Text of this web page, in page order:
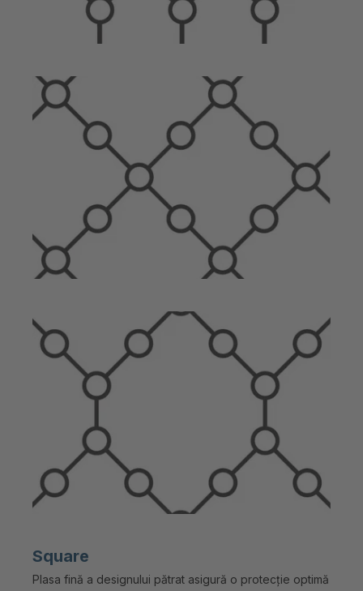
Square
Plasa fină a designului pătrat asigură o protecție optimă